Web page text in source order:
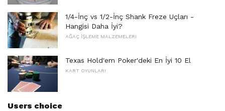
1/4-İnç vs 1/2-İnç Shank Freze Uçları -
Hangisi Daha İyi?
AĞAÇ İŞLEME MALZEMELERI
Texas Hold'em Poker'deki En İyi 10 El
KART OYUNLARI
Users choice